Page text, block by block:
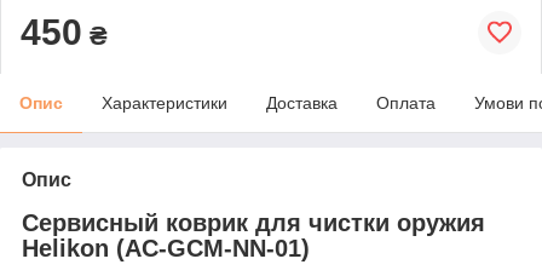
450 ₴
Опис Характеристики Доставка Оплата Умови
Опис
Сервисный коврик для чистки оружия
Helikon (AC-GCM-NN-01)